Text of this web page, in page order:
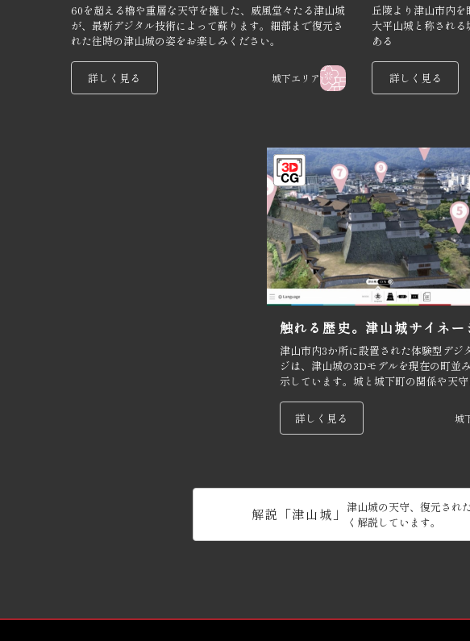
60を超える櫓や重層な天守を擁した、威風堂々たる津山城
が、最新デジタル技術によって蘇ります。細部まで復元さ
れた往時の津山城の姿をお楽しみください。
詳しく見る 城下エリア
丘陵より津山市内
大平山城と称され
ある
詳しく見る
触れる歴史。津山城サイネー
津山市内3か所に設置された体験型デジ
ジは、津山城の3Dモデルを現在の町並
示しています。城と城下町の関係や天
詳しく見る
城
解説「津山城」
津山城の天守、復元され
く解説しています。